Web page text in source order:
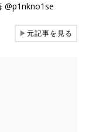
@p1nkno1se
▶元記事を見る